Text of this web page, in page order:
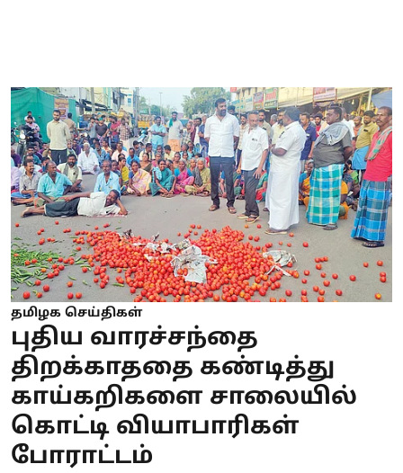
தமிழக செய்திகள்
புதிய வாரச்சந்தை
திறக்காததை கண்டித்து
காய்கறிகளை சாலையில்
கொட்டி வியாபாரிகள்
போராட்டம்